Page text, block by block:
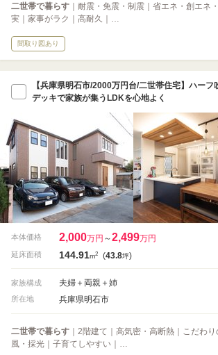
二世帯で暮らす ｜耐震・免震・制震｜省エネ・創エネ
実｜家事がラク｜高耐久｜…
間取り図あり
【兵庫県明石市/2000万円台/二世帯住宅】ハーフ
デッキで家族が集うLDKを心地よく
本体価格 2,000万円 ～2,499万円
延床面積 144.91m2 (43.8坪)
家族構成 夫婦＋両親＋姉
所在地 兵庫県明石市
二世帯で暮らす ｜2階建て｜高気密・高断熱｜こだわ
風・採光｜子育てしやすい｜…